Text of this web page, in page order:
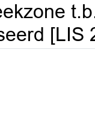
[LIS